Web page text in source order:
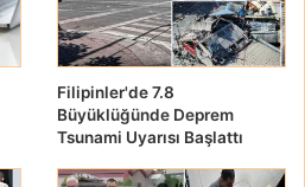
Filipinler'de 7.8
Büyüklüğünde Deprem
Tsunami Uyarısı Başlattı